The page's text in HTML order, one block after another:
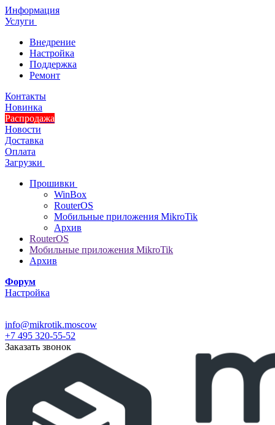
Информация
Услуги
Внедрение
Настройка
Поддержка
Ремонт
Контакты
Новинка
Распродажа
Новости
Доставка
Оплата
Загрузки
Прошивки
WinBox
RouterOS
Мобильные приложения MikroTik
Архив
RouterOS
Мобильные приложения MikroTik
Архив
Форум
Настройка
info@mikrotik.moscow
+7 495 320-55-52
Заказать звонок